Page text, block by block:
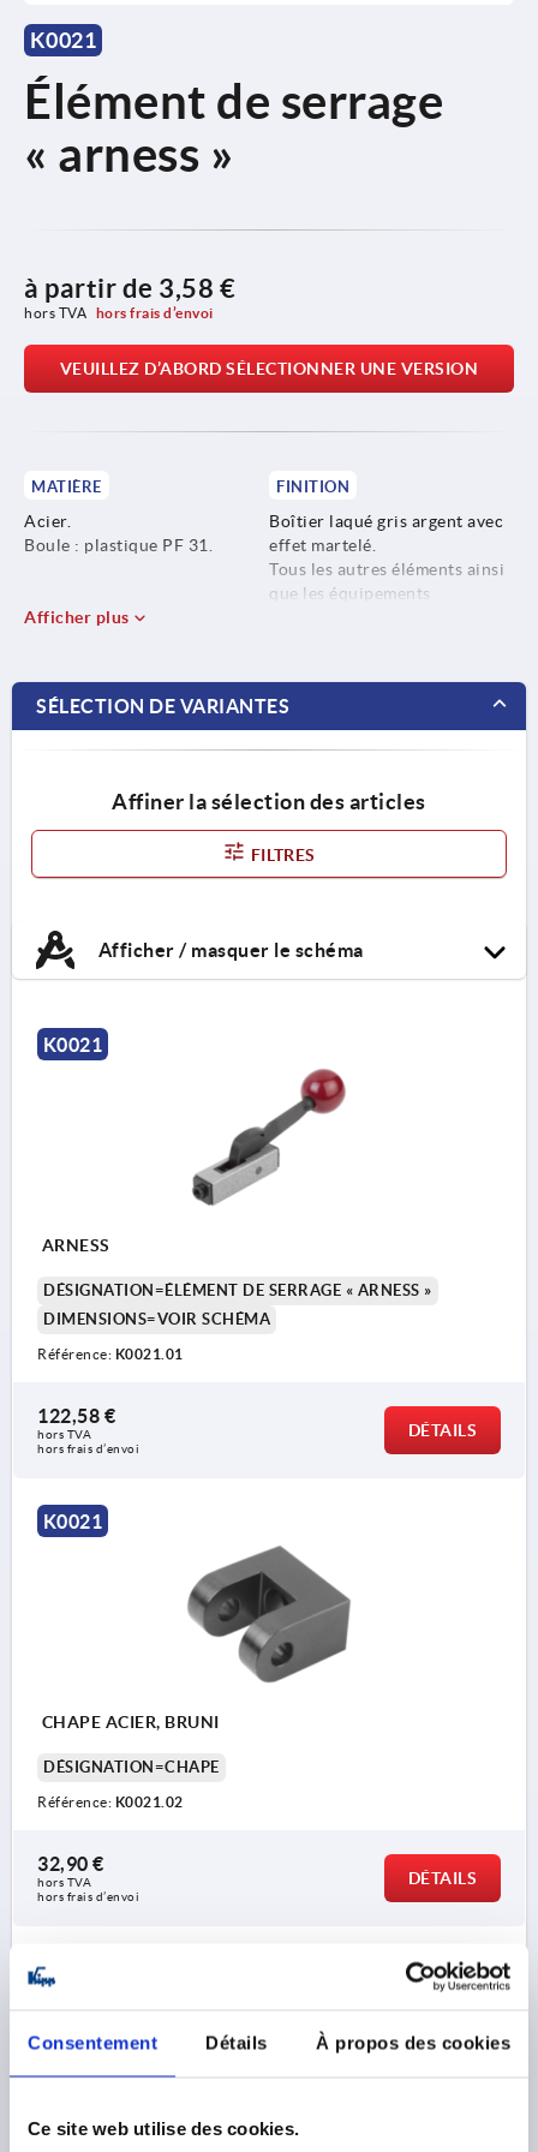
Consentement Détails À propos des cookies
Ce site web utilise des cookies.
K0021
Élément de serrage
« arness »
à partir de 3,58 €
hors TVA hors frais d’envoi
VEUILLEZ D’ABORD SÉLECTIONNER UNE VERSION
MATIÈRE
Acier.
Boule : plastique PF 31.
FINITION
Boîtier laqué gris argent avec
effet martelé.
Tous les autres éléments ainsi
que les équipements
Afficher plus
SÉLECTION DE VARIANTES
Affiner la sélection des articles
FILTRES
Afficher / masquer le schéma
K0021
ARNESS
DÉSIGNATION=ÉLÉMENT DE SERRAGE « ARNESS »
DIMENSIONS=VOIR SCHÉMA
Référence: K0021.01
122,58 €
hors TVA
hors frais d’envoi
DÉTAILS
K0021
CHAPE ACIER, BRUNI
DÉSIGNATION=CHAPE
Référence: K0021.02
32,90 €
hors TVA
hors frais d’envoi
DÉTAILS
K0021